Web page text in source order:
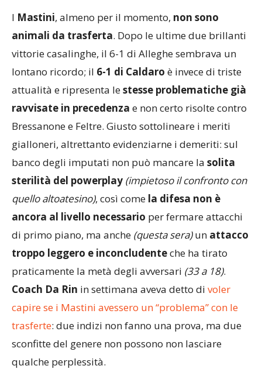
I Mastini, almeno per il momento, non sono
animali da trasferta. Dopo le ultime due brillanti
vittorie casalinghe, il 6-1 di Alleghe sembrava un
lontano ricordo; il 6-1 di Caldaro è invece di triste
attualità e ripresenta lestesse problematiche già
ravvisate in precedenza e non certo risolte contro
Bressanone e Feltre. Giusto sottolineare i meriti
gialloneri, altrettanto evidenziarne i demeriti: sul
banco degli imputati non può mancare la solita
sterilità del powerplay (impietoso il confronto con
quello altoatesino), così come la difesa non è
ancora al livello necessario per fermare attacchi
di primo piano, ma anche (questa sera)un attacco
troppo leggero e inconcludenteche ha tirato
praticamente la metà degli avversari (33 a 18).
Coach Da Rin in settimana aveva detto di voler
capire se i Mastini avessero un “problema” con le
trasferte: due indizi non fanno una prova, ma due
sconfitte del genere non possono non lasciare
qualche perplessità.